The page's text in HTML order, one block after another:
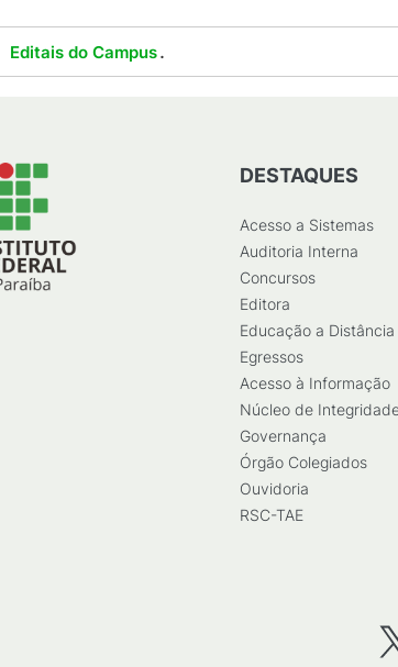
Editais do Campus.
DESTAQUES
Acesso a Sistemas
Auditoria Interna
Concursos
Editora
Educação a Distância
Egressos
Acesso à Informação
Núcleo de
Governança
Órgão Colegiados
Ouvidoria
RSC-TAE